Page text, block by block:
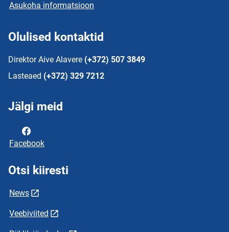
Asukoha informatsioon
Olulised kontaktid
Direktor Aive Alavere (+372) 507 3849
Lasteaed (+372) 329 7212
Jälgi meid
Facebook
Otsi kiiresti
News
Veebiviited